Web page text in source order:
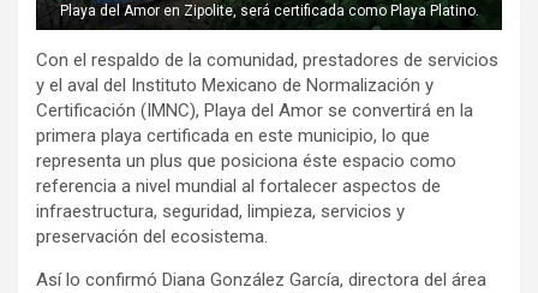
Playa del Amor en Zipolite, será certificada como Playa Platino.
Con el respaldo de la comunidad, prestadores de servicios
y el aval del Instituto Mexicano de Normalización y
Certificación (IMNC), Playa del Amor se convertirá en la
primera playa certificada en este municipio, lo que
representa un plus que posiciona éste espacio como
referencia a nivel mundial al fortalecer aspectos de
infraestructura, seguridad, limpieza, servicios y
preservación del ecosistema.
Así lo confirmó Diana González García, directora del área